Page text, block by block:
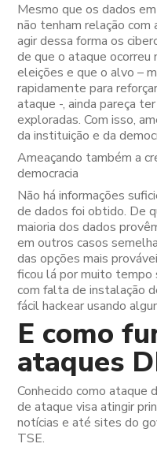
Mesmo que os dados
não tenham relação com
agir dessa forma os
de que o ataque
eleições e que o alvo –
rapidamente para
ataque -, ainda pareça
exploradas. Com isso,
da instituição e da
Ameaçando também a
democracia
Não há informações
de dados foi obtido. De
maioria dos dados
em outros casos
das opções mais
ficou lá por muito
com falta de instalação
fácil hackear usando
E como
ataques
Conhecido como ataque
de ataque visa atingir
notícias e até sites do
TSE.